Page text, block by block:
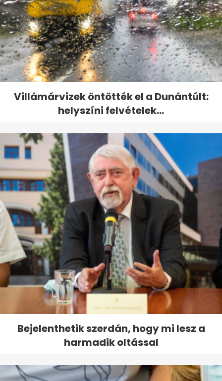
Villámárvizek öntötték el a Dunántúlt:
helyszíni felvételek...
Bejelenthetik szerdán, hogy mi lesz a
harmadik oltással